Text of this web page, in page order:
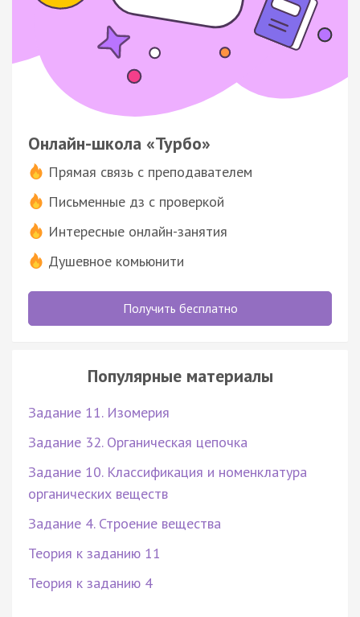
Онлайн-школа «Турбо»
Прямая связь с преподавателем
Письменные дз с проверкой
Интересные онлайн-занятия
Душевное комьюнити
Получить бесплатно
Популярные материалы
Задание 11. Изомерия
Задание 32. Органическая цепочка
Задание 10. Классификация и номенклатура
органических веществ
Задание 4. Строение вещества
Теория к заданию 11
Теория к заданию 4